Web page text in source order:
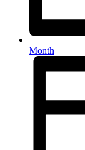
Month